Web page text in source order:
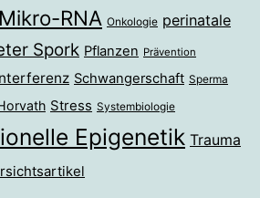
Mikro-RNA Onkologie perinatale
Spork Pflanzen Prävention
Schwangerschaft Sperma
Stress Systembiologie
Epigenetik Trauma